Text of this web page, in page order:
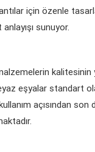
için özenle
sunuyor.
eşyalar standart
açısından